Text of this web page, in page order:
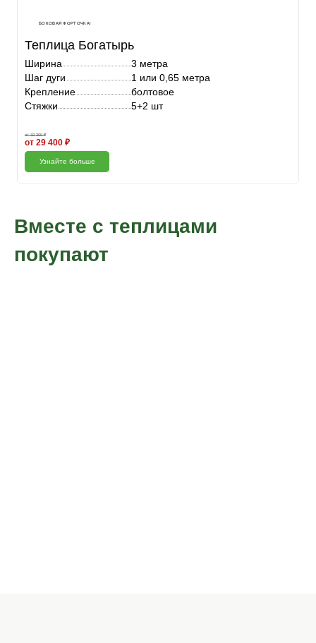
БОКОВАЯ ФОРТОЧКА!
Теплица Богатырь
Ширина
3 метра
Шаг дуги
1 или 0,65 метра
Крепление
болтовое
Стяжки
5+2 шт
от 32 300 ₽
от 29 400 ₽
Узнайте больше
Вместе с теплицами
покупают